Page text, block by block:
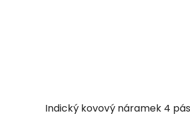
Indický kovový náramek 4